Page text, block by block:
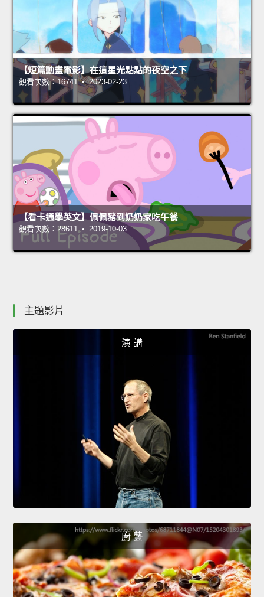
【短篇動畫電影】在這星光點點的夜空之下
觀看次數：16741 • 2023-02-23
【看卡通學英文】佩佩豬到奶奶家吃午餐
觀看次數：28611 • 2019-10-03
主題影片
演 講
廚 藝